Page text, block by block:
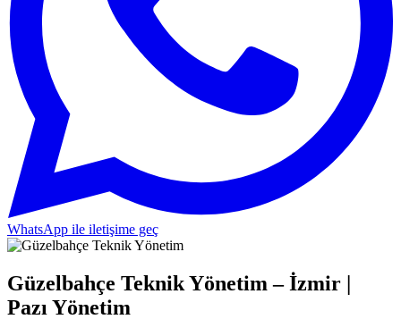
WhatsApp ile iletişime geç
Güzelbahçe Teknik Yönetim – İzmir |
Pazı Yönetim